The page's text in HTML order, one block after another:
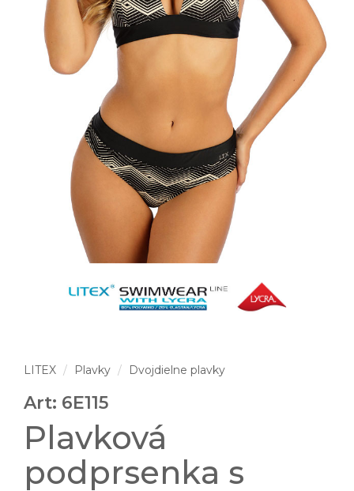
LITEX Plavky Dvojdielne plavky
Art: 6E115
Plavková
podprsenka s